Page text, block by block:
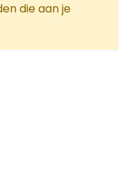
die aan je